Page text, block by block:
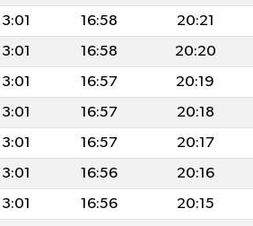
16:58 20:21
16:58 20:20
16:57 20:19
16:57 20:18
16:57 20:17
16:56 20:16
16:56 20:15